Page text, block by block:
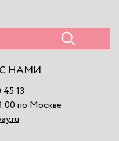
НАМИ
13
по Москве